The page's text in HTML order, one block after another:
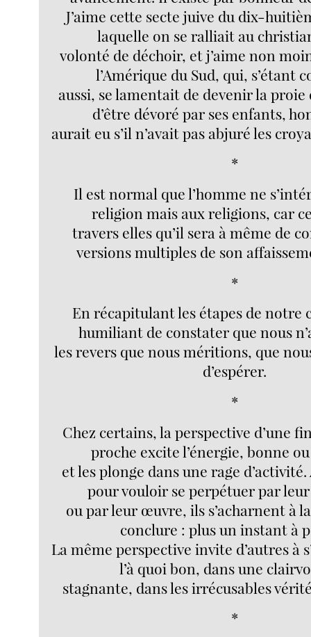
J’aime cette secte juive du dix-
laquelle on se ralliait au
volonté de déchoir, et j’aime non
l’Amérique du Sud, qui, s’étant
aussi, se lamentait de devenir la proie
d’être dévoré par ses enfants,
aurait eu s’il n’avait pas abjuré les
*
Il est normal que l’homme ne
religion mais aux religions, car ce
travers elles qu’il sera à même de
versions multiples de son
*
En récapitulant les étapes de notre
humiliant de constater que nous
les revers que nous méritions, que
d’espérer.
*
Chez certains, la perspective d’une
proche excite l’énergie, bonne
et les plonge dans une rage d’activité.
pour vouloir se perpétuer par
ou par leur œuvre, ils s’acharnent à
conclure : plus un instant à
La même perspective invite d’autres à
l’à quoi bon, dans une
stagnante, dans les irrécusables
*